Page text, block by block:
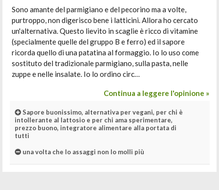
Sono amante del parmigiano e del pecorino ma a volte,
purtroppo, non digerisco bene i latticini. Allora ho cercato
un'alternativa. Questo lievito in scaglie è ricco di vitamine
(specialmente quelle del gruppo B e ferro) ed il sapore
ricorda quello di una patatina al formaggio. Io lo uso come
sostituto del tradizionale parmigiano, sulla pasta, nelle
zuppe e nelle insalate. Io lo ordino circ…
Continua a leggere l'opinione »
Sapore buonissimo, alternativa per vegani, per chi è
intollerante al lattosio e per chi ama sperimentare,
prezzo buono, integratore alimentare alla portata di
tutti
una volta che lo assaggi non lo molli più